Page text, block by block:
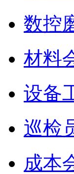
数控
材料
设备
巡检
成本